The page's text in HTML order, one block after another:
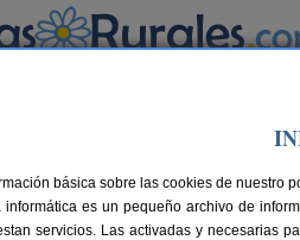
> Losar de La
Rurales en Losar de
básica sobre las cookies de nuestro
es un pequeño archivo de
servicios. Las activadas y necesarias